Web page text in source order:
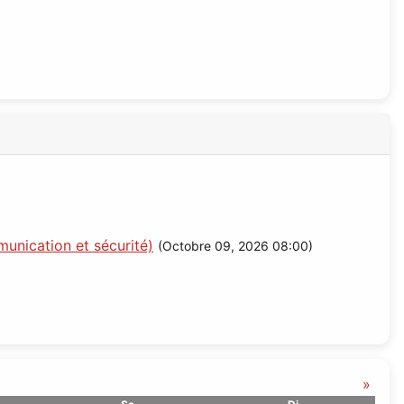
et sécurité) (Octobre 09, 2026 08:00)
»